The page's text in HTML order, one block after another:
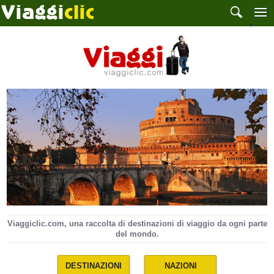
Viaggiclic.com, una raccolta di destinazioni di viaggio da ogni parte
del mondo.
DESTINAZIONI NAZIONI